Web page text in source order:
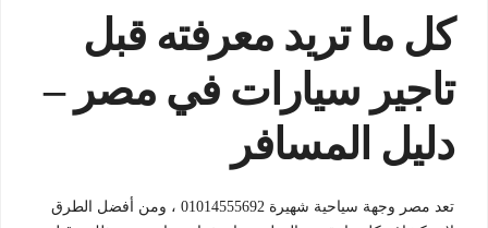
كل ما تريد معرفته قبل
تاجير سيارات في مصر –
دليل المسافر
تعد مصر وجهة سياحية شهيرة 01014555692 ، ومن أفضل الطرق